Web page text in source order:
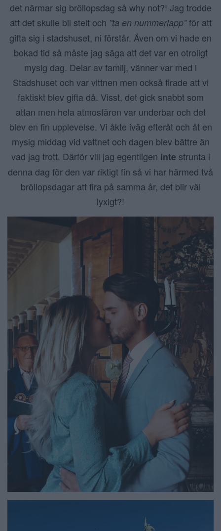
det närmar sig bröllopsdag så why not?! Jag trodde
att det skulle bli stelt och ”ta en nummerlapp”för att
gifta sig i stadshuset, ni förstår. Även om vi hade en
bokad tid så måste jag säga att det var en otroligt
mysig dag. Delar av familj, vänner var med i
Stadshuset och var vittnen men också firade att vi
faktiskt blev gifta då. Visst, det gick snabbt som
attan men hela atmosfären var underbar och det
blev en fin upplevelse. Vi åkte iväg efteråt och åt en
mysig middag vid vattnet och dagen blev bättre än
vad jag trott. Därför vill jag egentligen inte strunta i
denna dag för den var riktigt fin så vi har härmed två
bröllopsdagar att fira på samma år, det blir väl
lyxigt?!